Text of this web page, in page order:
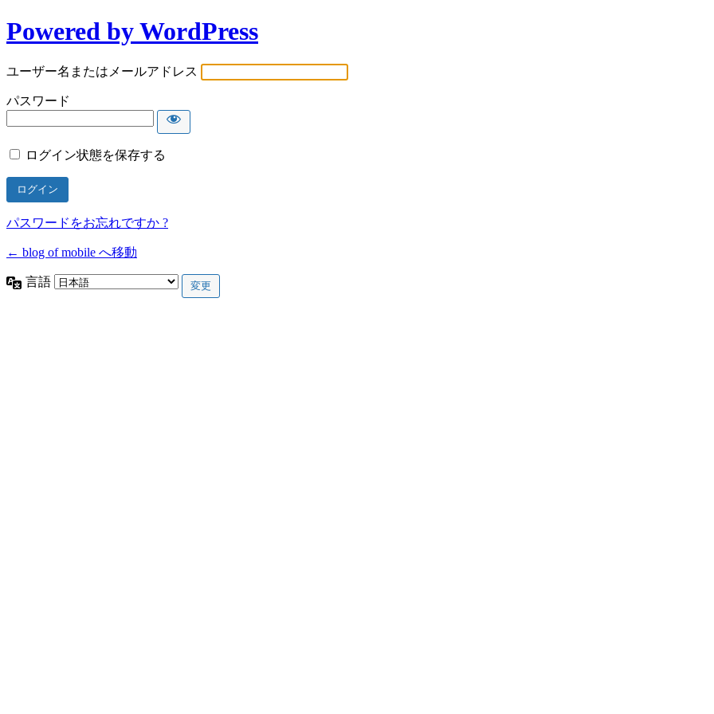
Powered by WordPress
ユーザー名またはメールアドレス
パスワード
ログイン状態を保存する
パスワードをお忘れですか ?
← blog of mobile へ移動
言語